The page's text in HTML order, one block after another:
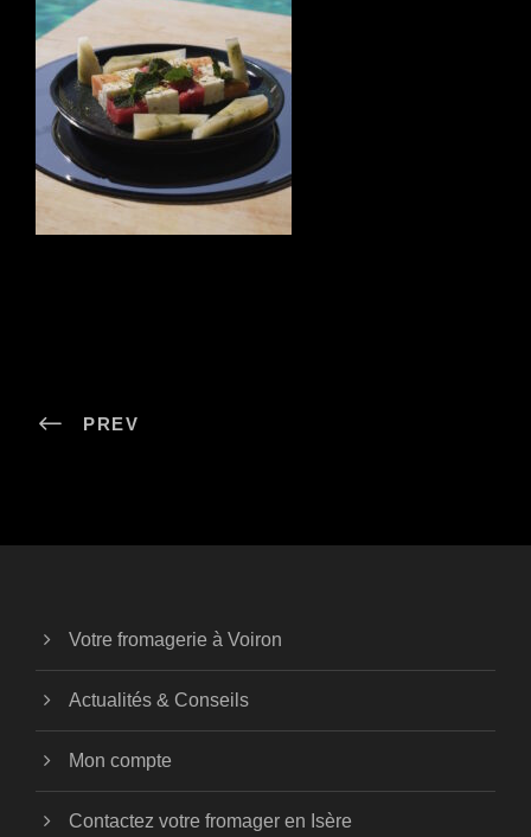
PREV
Votre fromagerie à Voiron
Actualités & Conseils
Mon compte
Contactez votre fromager en Isère